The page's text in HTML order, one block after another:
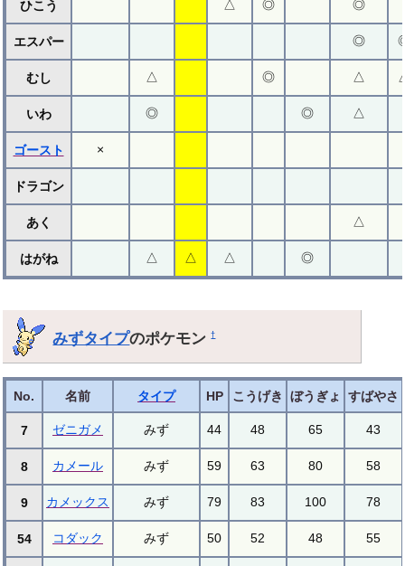
ひこう △ ◎ ◎
エスパー ◎
むし △ ◎ △
いわ ◎ ◎ △
ゴースト ×
ドラゴン
あく △
はがね △ △ △ ◎
みずタイプのポケモン†
No. 名前 タイプ HP こうげき ぼうぎょ すばやさ
7 ゼニガメ みず 44 48 65 43
8 カメール みず 59 63 80 58
9 カメックス みず 79 83 100 78
54 コダック みず 50 52 48 55